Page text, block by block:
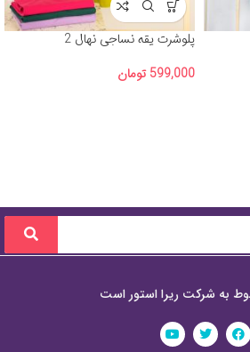
پلوشرت یقه نساجی نهال 2
599,000 تومان
به شرکت ریرا استور است